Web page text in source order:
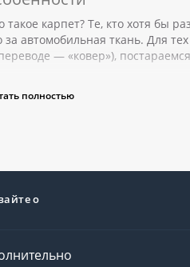
такое карпет? Те, кто хотя бы
за автомобильная ткань. Для
— «ковер»),
для авто:
полностью
о